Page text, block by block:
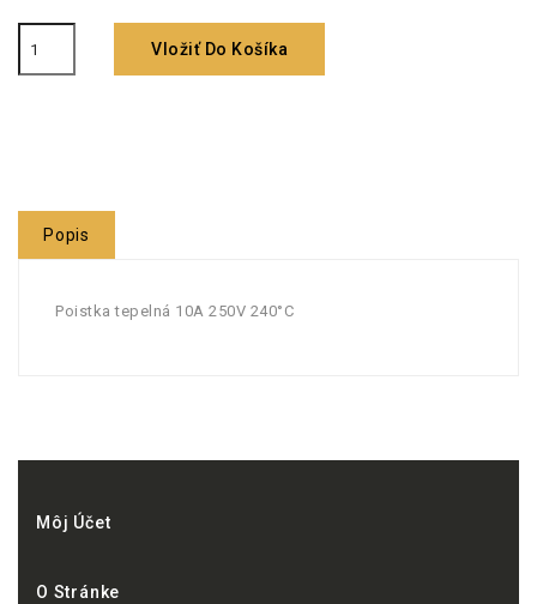
Vložiť Do Košíka
Popis
Poistka tepelná 10A 250V 240°C
Môj Účet
O Stránke